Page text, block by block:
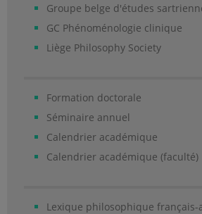
Groupe belge d'études
GC Phénoménologie clinique
Liège Philosophy Society
Formation doctorale
Séminaire annuel
Calendrier académique
Calendrier académique (faculté)
Lexique philosophique français-